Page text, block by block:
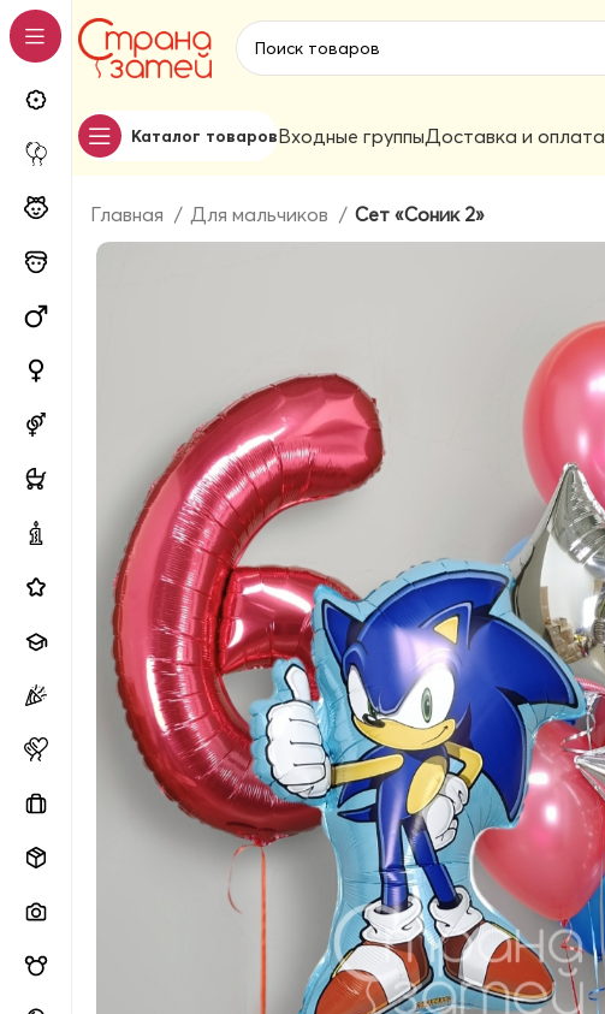
Каталог товаровВходные группыДоставка и оплата
Главная Для мальчиков Сет «Соник 2»